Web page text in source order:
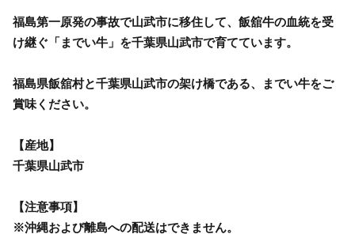
福島第一原発の事故で山武市に移住して、飯舘牛の血統を受
け継ぐ「までい牛」を千葉県山武市で育てています。
福島県飯舘村と千葉県山武市の架け橋である、までい牛をご
賞味ください。
【産地】
千葉県山武市
【注意事項】
※沖縄および離島への配送はできません。